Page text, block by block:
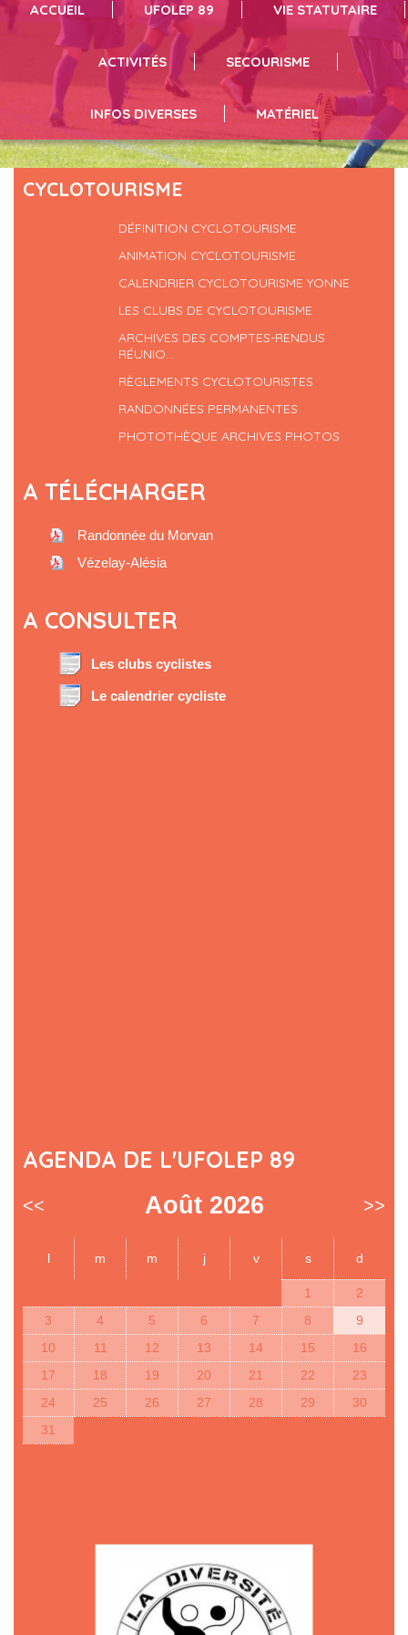
séances de sport cliquez ici
vous pouvez résrever du matériel en suivant le lien
infos et inscriptions en suivant le lien
ACCUEIL UFOLEP 89 VIE STATUTAIRE
ACTIVITÉS SECOURISME
INFOS DIVERSES MATÉRIEL
CYCLOTOURISME
DÉFINITION CYCLOTOURISME
ANIMATION CYCLOTOURISME
CALENDRIER CYCLOTOURISME YONNE
LES CLUBS DE CYCLOTOURISME
ARCHIVES DES COMPTES-RENDUS
RÉUNIO...
RÈGLEMENTS CYCLOTOURISTES
RANDONNÉES PERMANENTES
PHOTOTHÈQUE ARCHIVES PHOTOS
A TÉLÉCHARGER
Randonnée du Morvan
Vézelay-Alésia
A CONSULTER
Les clubs cyclistes
Le calendrier cycliste
AGENDA DE L'UFOLEP 89
<< Août 2026 >>
l m m j v s d
1
2
3
4 5 6 7 8
9
10
11 12 13 14 15
16
17
18 19 20 21 22
23
24
25 26 27 28 29
30
31